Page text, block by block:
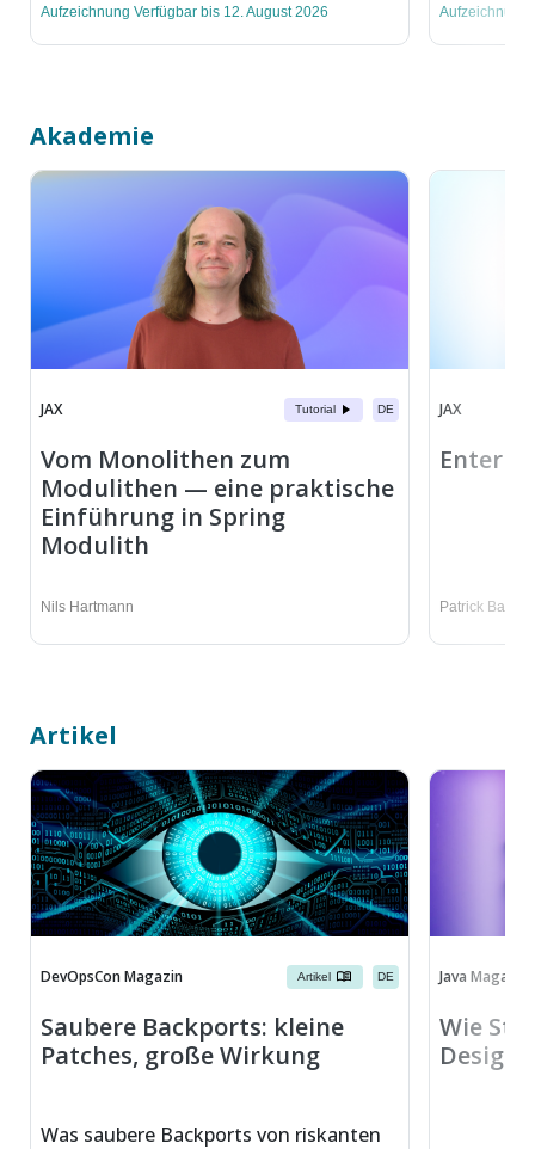
Aufzeichnung Verfügbar bis 12. August 2026
Aufzeichnung
Akademie
JAX Tutorial DE
Vom Monolithen zum
Modulithen — eine praktische
Einführung in Spring
Modulith
Nils Hartmann
JAX
Patrick
Artikel
DevOpsCon Magazin Artikel DE
Saubere Backports: kleine
Patches, große Wirkung
Was saubere Backports von riskanten
Java Magazin
Wie
Design